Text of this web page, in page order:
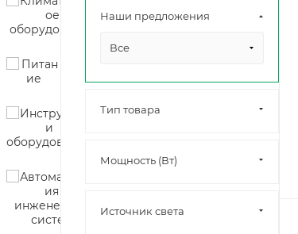
Наши предложения
Все
Тип товара
Мощность (Вт)
Источник света